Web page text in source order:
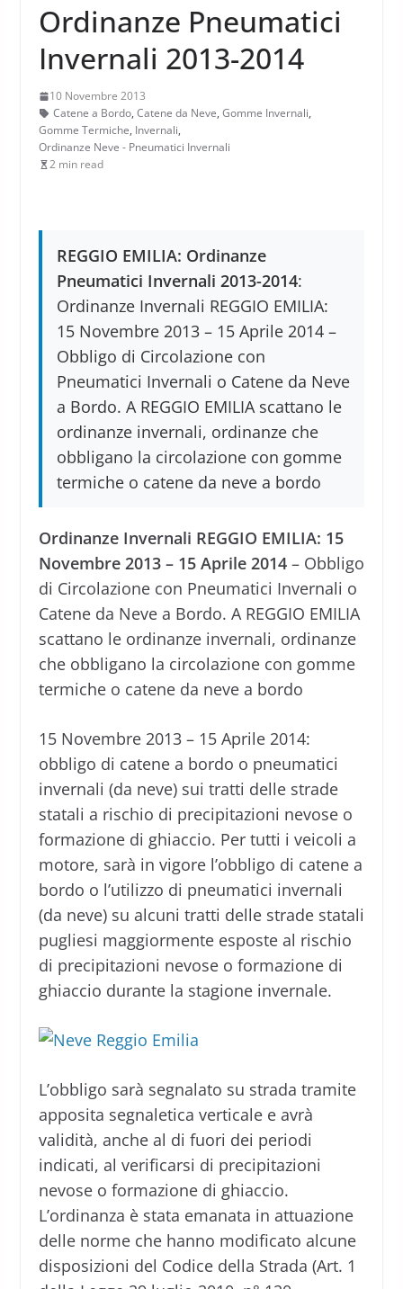
Ordinanze Pneumatici
Invernali 2013-2014
10 Novembre 2013
Catene a Bordo, Catene da Neve, Gomme Invernali,
Gomme Termiche, Invernali,
Ordinanze Neve - Pneumatici Invernali
2 min read
REGGIO EMILIA: Ordinanze
Pneumatici Invernali 2013-2014:
Ordinanze Invernali REGGIO EMILIA:
15 Novembre 2013 – 15 Aprile 2014 –
Obbligo di Circolazione con
Pneumatici Invernali o Catene da Neve
a Bordo. A REGGIO EMILIA scattano le
ordinanze invernali, ordinanze che
obbligano la circolazione con gomme
termiche o catene da neve a bordo
Ordinanze Invernali REGGIO EMILIA: 15
Novembre 2013 – 15 Aprile 2014– Obbligo
di Circolazione con Pneumatici Invernali o
Catene da Neve a Bordo. A REGGIO EMILIA
scattano le ordinanze invernali, ordinanze
che obbligano la circolazione con gomme
termiche o catene da neve a bordo
15 Novembre 2013 – 15 Aprile 2014:
obbligo di catene a bordo o pneumatici
invernali (da neve) sui tratti delle strade
statali a rischio di precipitazioni nevose o
formazione di ghiaccio. Per tutti i veicoli a
motore, sarà in vigore l’obbligo di catene a
bordo o l’utilizzo di pneumatici invernali
(da neve) su alcuni tratti delle strade statali
pugliesi maggiormente esposte al rischio
di precipitazioni nevose o formazione di
ghiaccio durante la stagione invernale.
L’obbligo sarà segnalato su strada tramite
apposita segnaletica verticale e avrà
validità, anche al di fuori dei periodi
indicati, al verificarsi di precipitazioni
nevose o formazione di ghiaccio.
L’ordinanza è stata emanata in attuazione
delle norme che hanno modificato alcune
disposizioni del Codice della Strada (Art. 1